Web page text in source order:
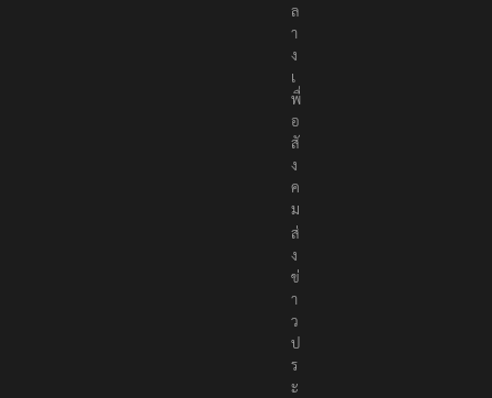
ล
า
ง
เ
พื่
อ
สั
ง
ค
ม
ส่
ง
ข่
า
ว
ป
ร
ะ